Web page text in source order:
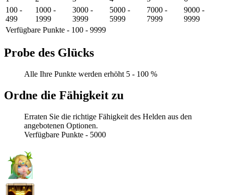
100 -
499
1000 -
1999
3000 -
3999
5000 -
5999
7000 -
7999
9000 -
9999
Verfügbare Punkte - 100 - 9999
Probe des Glücks
Alle Ihre Punkte werden erhöht 5 - 100 %
Ordne die Fähigkeit zu
Erraten Sie die richtige Fähigkeit des Helden aus den
angebotenen Optionen.
Verfügbare Punkte - 5000